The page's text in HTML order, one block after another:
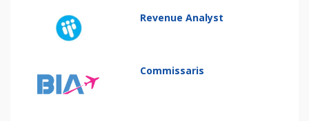
Revenue Analyst
Commissaris